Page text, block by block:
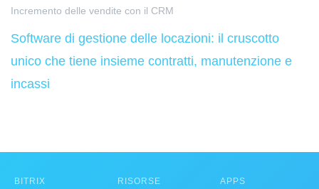
Incremento delle vendite con il CRM
Software di gestione delle locazioni: il cruscotto
unico che tiene insieme contratti, manutenzione e
incassi
BITRIX RISORSE APPS